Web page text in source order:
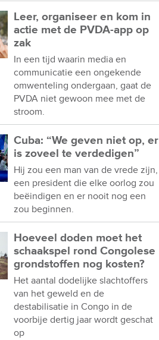
Leer, organiseer en kom in
actie met de PVDA-app op
zak
In een tijd waarin media en
communicatie een ongekende
omwenteling ondergaan, gaat de
PVDA niet gewoon mee met de
stroom.
Cuba: “We geven niet op, er
is zoveel te verdedigen”
Hij zou een man van de vrede zijn,
een president die elke oorlog zou
beëindigen en er nooit nog een
zou beginnen.
Hoeveel doden moet het
schaakspel rond Congolese
grondstoffen nog kosten?
Het aantal dodelijke slachtoffers
van het geweld en de
destabilisatie in Congo in de
voorbije dertig jaar wordt geschat
op